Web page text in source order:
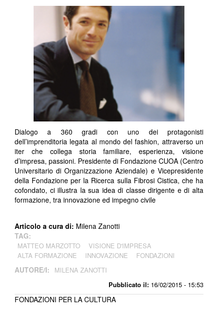
Pubblicato il: 16/02/2015 - 15:53
Dialogo a 360 gradi con uno dei protagonisti
dell’imprenditoria legata al mondo del fashion, attraverso un
iter che collega storia familiare, esperienza, visione
d’impresa, passioni. Presidente di Fondazione CUOA (Centro
Universitario di Organizzazione Aziendale) e Vicepresidente
della Fondazione per la Ricerca sulla Fibrosi Cistica, che ha
cofondato, ci illustra la sua idea di classe dirigente e di alta
formazione, tra innovazione ed impegno civile
Articolo a cura di: Milena Zanotti
TAG:
MATTEO MARZOTTO
VISIONE D'IMPRESA
ALTA FORMAZIONE
INNOVAZIONE FONDAZIONI
AUTORE/I: MILENA ZANOTTI
FONDAZIONI PER LA CULTURA